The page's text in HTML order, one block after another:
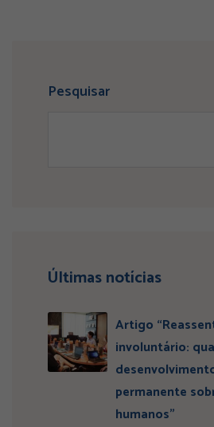
Pesquisar
Últimas notícias
Artigo
involuntário:
permanente
humanos”